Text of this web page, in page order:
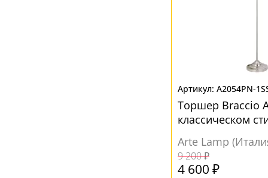
A2054PN-
Торшер Braccio
классическом
Arte Lamp
9 200 ₽
4 600 ₽